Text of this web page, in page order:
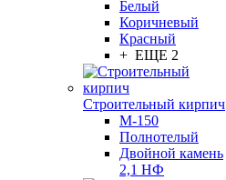
Белый
Коричневый
Красный
+ ЕЩЕ 2
Строительный кирпич
М-150
Полнотелый
Двойной камень
2,1 НФ